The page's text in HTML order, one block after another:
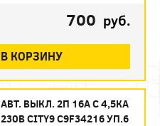
700 руб.
В КОРЗИНУ
АВТ. ВЫКЛ. 2П 16А С 4,5КА
230В CITY9 C9F34216 УП.6